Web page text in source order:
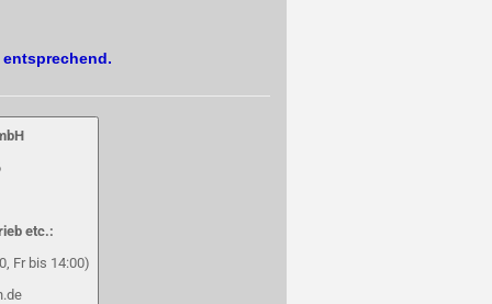
etc.:
Fr bis 14:00)